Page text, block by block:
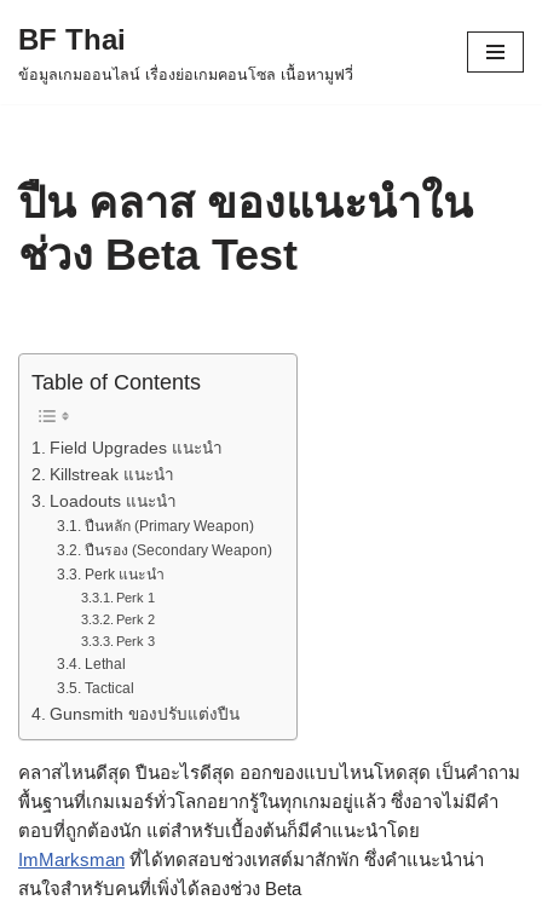
Skip
BF Thai
ข้อมูลเกมออนไลน์ เรื่องย่อเกมคอนโซล เนื้อหามูฟวี่
ปืน คลาส ของแนะนำใน
ช่วง Beta Test
Table of Contents
Field Upgrades แนะนำ
Killstreak แนะนำ
Loadouts แนะนำ
ปืนหลัก (Primary Weapon)
ปืนรอง (Secondary Weapon)
Perk แนะนำ
Perk 1
Perk 2
Perk 3
Lethal
Tactical
Gunsmith ของปรับแต่งปืน
คลาสไหนดีสุด ปืนอะไรดีสุด ออกของแบบไหนโหดสุด เป็นคำถาม
พื้นฐานที่เกมเมอร์ทั่วโลกอยากรู้ในทุกเกมอยู่แล้ว ซึ่งอาจไม่มีคำ
ตอบที่ถูกต้องนัก แต่สำหรับเบื้องต้นก็มีคำแนะนำโดย
ImMarksman ที่ได้ทดสอบช่วงเทสต์มาสักพัก ซึ่งคำแนะนำน่า
สนใจสำหรับคนที่เพิ่งได้ลองช่วง Beta